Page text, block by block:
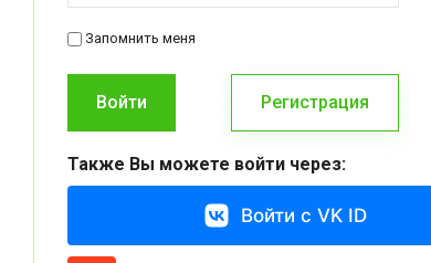
Запомнить меня
Войти Регистрация
Также Вы можете войти через:
Войти с VK ID